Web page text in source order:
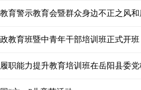
教育班暨中青年干部培训班正式开班
职能力提升教育培训班在岳阳县委党